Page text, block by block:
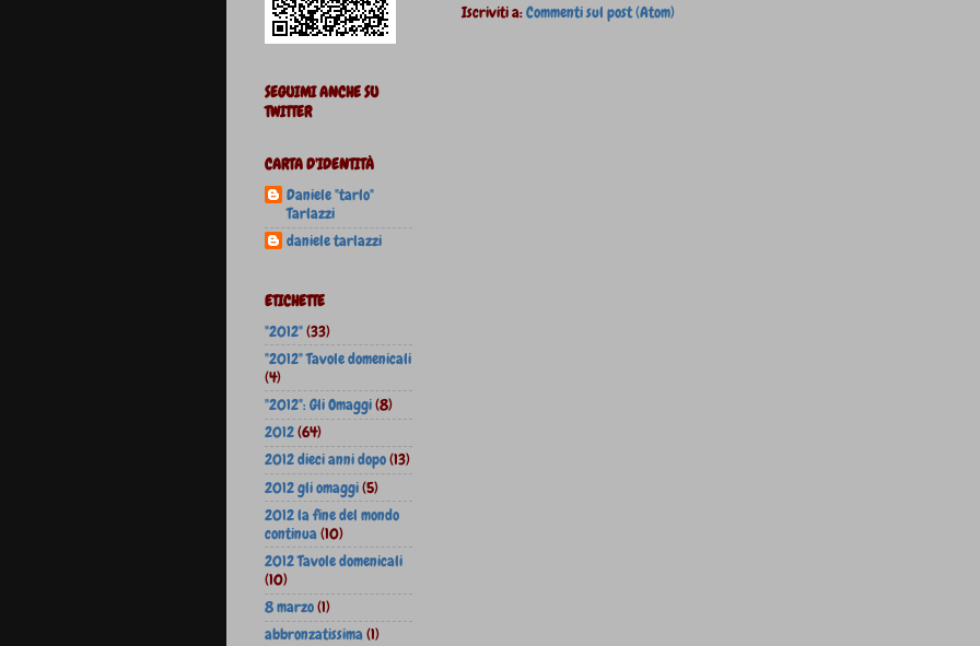
Iscriviti a:Commenti sul post (Atom)
SEGUIMI ANCHE SU
TWITTER
CARTA D'IDENTITÀ
Daniele "tarlo"
Tarlazzi
daniele tarlazzi
ETICHETTE
"2012"(33)
"2012" Tavole domenicali
(4)
"2012": Gli Omaggi(8)
2012(64)
2012 dieci anni dopo(13)
2012 gli omaggi(5)
2012 la fine del mondo
continua(10)
2012 Tavole domenicali
(10)
8 marzo(1)
abbronzatissima(1)